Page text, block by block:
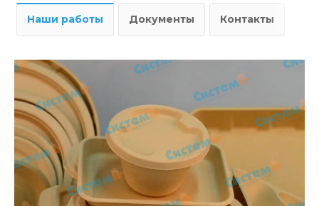
Наши работы Документы Контакты